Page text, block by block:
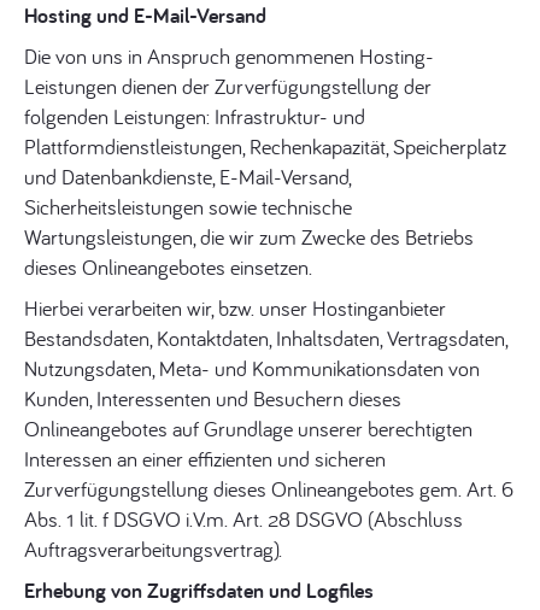
Hosting und E-Mail-Versand
Die von uns in Anspruch genommenen Hosting-
Leistungen dienen der Zurverfügungstellung der
folgenden Leistungen: Infrastruktur- und
Plattformdienstleistungen, Rechenkapazität, Speicherplatz
und Datenbankdienste, E-Mail-Versand,
Sicherheitsleistungen sowie technische
Wartungsleistungen, die wir zum Zwecke des Betriebs
dieses Onlineangebotes einsetzen.
Hierbei verarbeiten wir, bzw. unser Hostinganbieter
Bestandsdaten, Kontaktdaten, Inhaltsdaten, Vertragsdaten,
Nutzungsdaten, Meta- und Kommunikationsdaten von
Kunden, Interessenten und Besuchern dieses
Onlineangebotes auf Grundlage unserer berechtigten
Interessen an einer effizienten und sicheren
Zurverfügungstellung dieses Onlineangebotes gem. Art. 6
Abs. 1 lit. f DSGVO i.V.m. Art. 28 DSGVO (Abschluss
Auftragsverarbeitungsvertrag).
Erhebung von Zugriffsdaten und Logfiles